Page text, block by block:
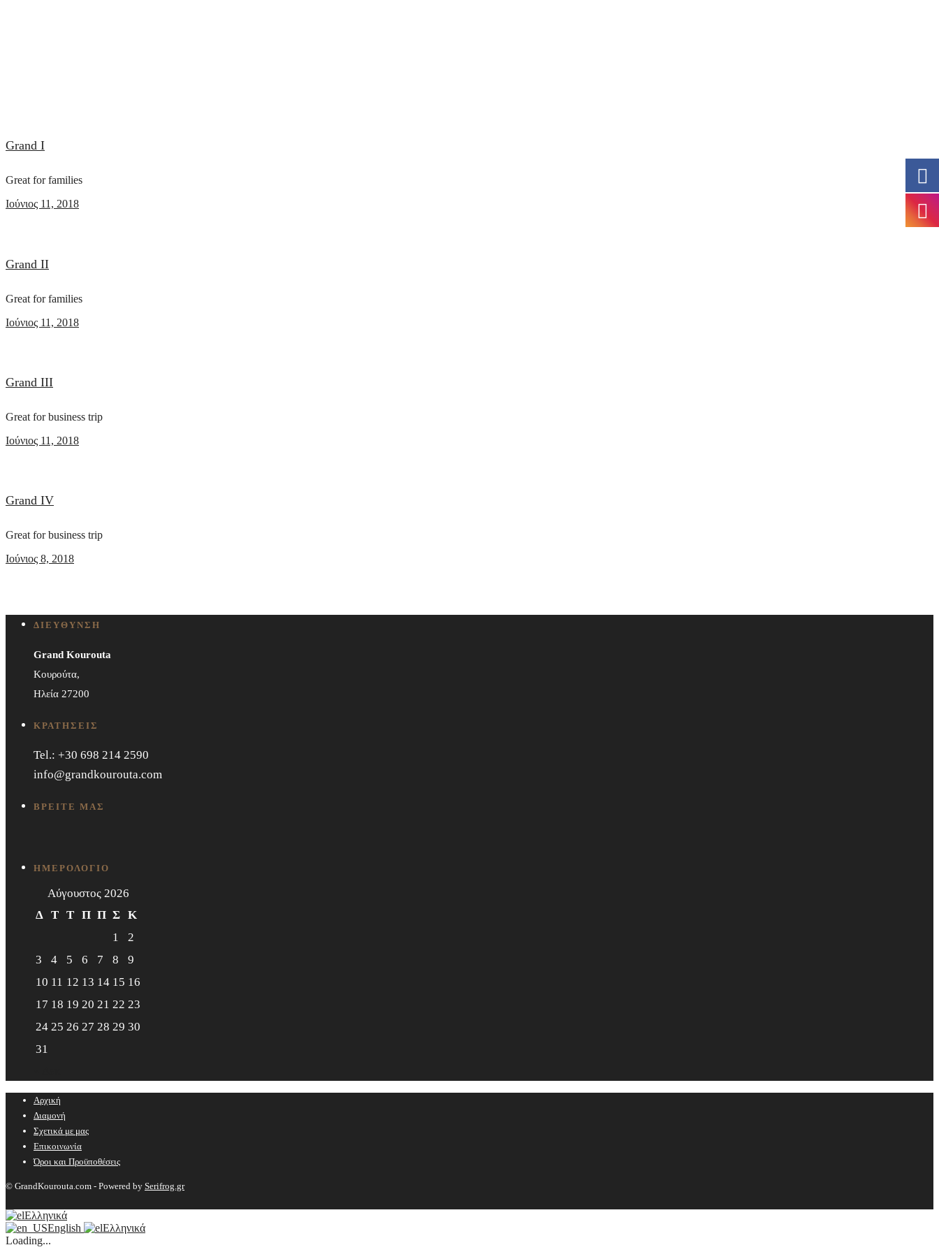
Grand I
Great for families
Ιούνιος 11, 2018
Grand II
Great for families
Ιούνιος 11, 2018
Grand III
Great for business trip
Ιούνιος 11, 2018
Grand IV
Great for business trip
Ιούνιος 8, 2018
ΔΙΕΥΘΥΝΣΗ
Grand Kourouta
Κουρούτα,
Ηλεία 27200
ΚΡΑΤΗΣΕΙΣ
Tel.: +30 698 214 2590
info@grandkourouta.com
ΒΡΕΙΤΕ ΜΑΣ
ΗΜΕΡΟΛΟΓΙΟ
Αύγουστος 2026
Δ Τ Τ Π Π Σ Κ
1
2
3
4 5 6 7 8
9
10 11 12 13 14 15 16
17 18 19 20 21 22 23
24 25 26 27 28 29 30
31
Αρχική
Διαμονή
Σχετικά με μας
Επικοινωνία
Όροι και Προϋποθέσεις
© GrandKourouta.com - Powered by Serifrog.gr
Ελληνικά
English
Ελληνικά
Loading...